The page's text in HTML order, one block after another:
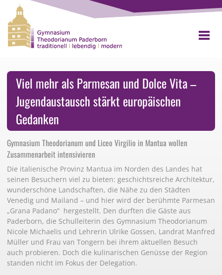
Viel mehr als Parmesan und Dolce Vita –
Jugendaustausch stärkt europäischen
Gedanken
Gymnasium Theodorianum und Liceo Virgilio in Mantua wollen
Zusammenarbeit intensivieren
Die italienische Provinz Mantua im Norden des Landes hat
seinen Besuchern viel zu bieten: geschichtsreiche Architektur,
wunderschöne Landschaften, die Nähe zu den Städten
Venedig und Mailand – und hier wird der berühmte Parmesan
„Grana Padano“ hergestellt. Den durften die Gäste aus
Paderborn, die Schulleiterin des Gymnasium Theodorianum
Nicole Michaelis und Lehrerin Ulrike Gossen, Landrat Manfred
Müller und Frau van Tongern bei ihrem aktuellen Besuch
auch probieren. Doch die kulinarischen Genüsse der Region
standen nicht im Fokus der Delegation.